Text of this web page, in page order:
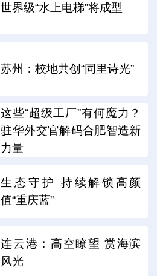
世界级“水上电梯”将成型
苏州：校地共创“同里诗光”
这些“超级工厂”有何魔力？
驻华外交官解码合肥智造新
力量
生态守护 持续解锁高颜
值“重庆蓝”
连云港：高空瞭望 赏海滨
风光